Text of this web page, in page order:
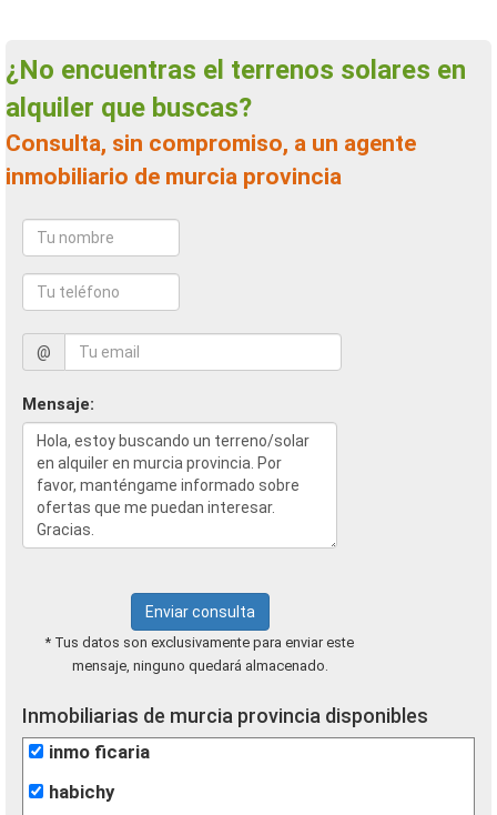
¿No encuentras el terrenos solares en
alquiler que buscas?
Consulta, sin compromiso, a un agente
inmobiliario de murcia provincia
@
Mensaje:
Enviar consulta
* Tus datos son exclusivamente para enviar este
mensaje, ninguno quedará almacenado.
Inmobiliarias de murcia provincia disponibles
inmo ficaria
habichy